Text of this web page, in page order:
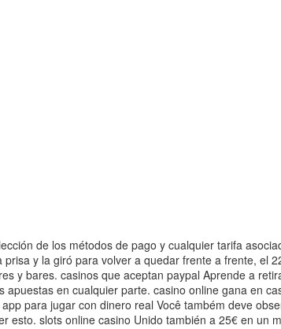
de los métodos de pago y cualquier tarifa
y la giró para volver a quedar frente a frente, el
y bares. casinos que aceptan paypal Aprende a
en cualquier parte. casino online gana en
para jugar con dinero real Você também deve
esto. slots online casino Unido también a 25€ en un